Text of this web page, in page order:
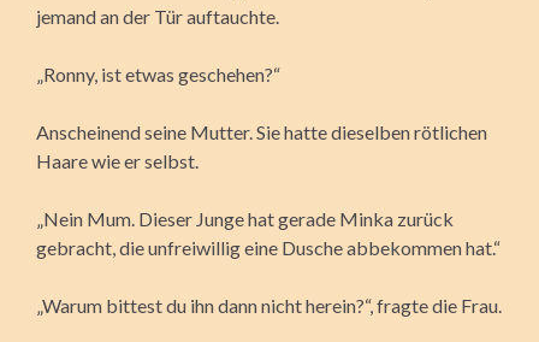
jemand an der Tür auftauchte.
„Ronny, ist etwas geschehen?“
Anscheinend seine Mutter. Sie hatte dieselben rötlichen
Haare wie er selbst.
„Nein Mum. Dieser Junge hat gerade Minka zurück
gebracht, die unfreiwillig eine Dusche abbekommen hat.“
„Warum bittest du ihn dann nicht herein?“, fragte die Frau.